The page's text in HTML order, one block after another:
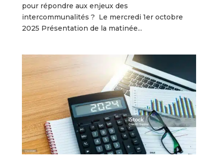
pour répondre aux enjeux des
intercommunalités ? Le mercredi 1er octobre
2025 Présentation de la matinée...